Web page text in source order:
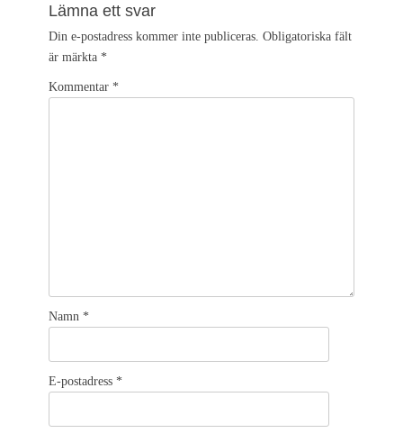
Lämna ett svar
Din e-postadress kommer inte publiceras. Obligatoriska fält
är märkta *
Kommentar *
Namn *
E-postadress *